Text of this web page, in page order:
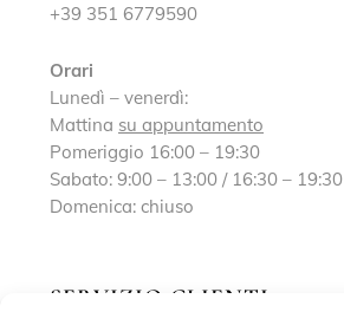
+39 351 6779590
Orari
Lunedì – venerdì:
Mattina su appuntamento
Pomeriggio 16:00 – 19:30
Sabato: 9:00 – 13:00 / 16:30 – 19:30
Domenica: chiuso
SERVIZIO CLIENTI